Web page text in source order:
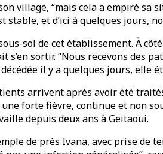
village, “mais cela a empiré
et d’ici à quelques jours,
sol de cet établissement. À
sortir. “Nous recevons des
il y a quelques jours, elle
arrivent après avoir été
forte fièvre, continue et non
depuis deux ans à Geitaoui.
de près Ivana, avec prise